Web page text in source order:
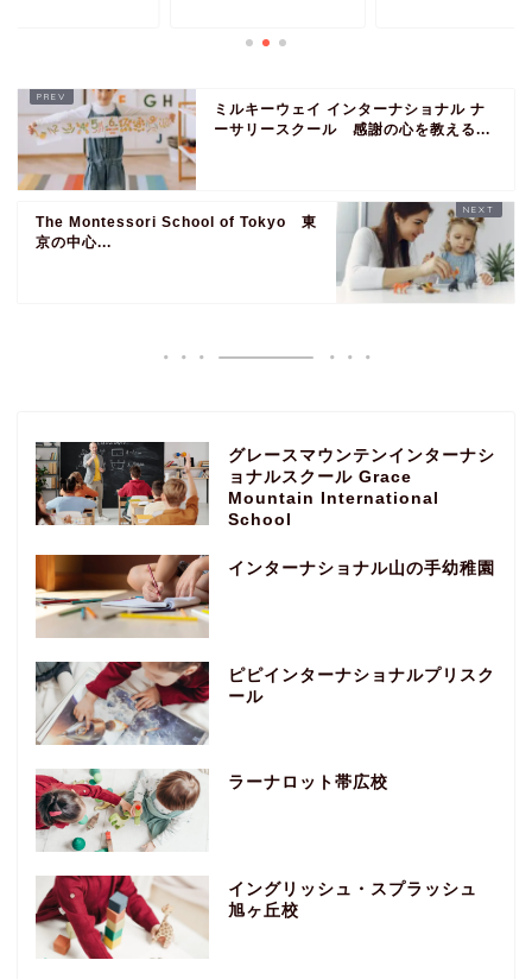
ミルキーウェイ インターナショナル ナ
ーサリースクール 感謝の心を教える...
The Montessori School of Tokyo 東
京の中心...
グレースマウンテンインターナシ
ョナルスクール Grace
Mountain International
School
インターナショナル山の手幼稚園
ピピインターナショナルプリスク
ール
ラーナロット帯広校
イングリッシュ・スプラッシュ
旭ヶ丘校